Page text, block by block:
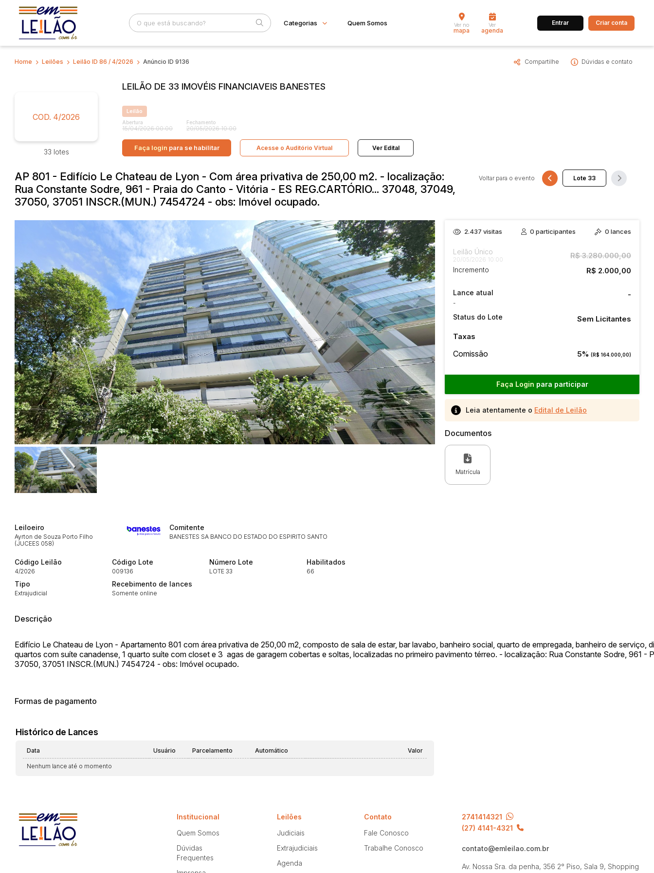
Busca por palavra-chave Categoria Cidade
Categorias
Comercial
Quem Somos
Fale Conosco
Ver no
mapa
Ver
agenda
Entrar Criar conta
Home Leilões Leilão ID 86 / 4/2026 Anúncio ID 9136 Compartilhe Dúvidas e contato
COD. 4/2026
33 lotes
LEILÃO DE 33 IMOVÉIS FINANCIAVEIS BANESTES
Leilão
Abertura
15/04/2026 00:00
Fechamento
20/05/2026 10:00
Faça login para se habilitar Acesse o Auditório Virtual Ver Edital
AP 801 - Edifício Le Chateau de Lyon - Com área privativa de 250,00 m2. - localização:
Rua Constante Sodre, 961 - Praia do Canto - Vitória - ES REG.CARTÓRIO... 37048, 37049,
37050, 37051 INSCR.(MUN.) 7454724 - obs: Imóvel ocupado.
Voltar para o evento
2.437 visitas 0 participantes 0 lances
Leilão Único
20/05/2026 10:00 R$ 3.280.000,00
Incremento R$ 2.000,00
Lance atual
-
-
Status do Lote
Sem Licitantes
Taxas
Comissão 5% (R$ 164.000,00)
Faça Login para participar
Leia atentamente o Edital de Leilão
Documentos
Matrícula
Leiloeiro
Ayrton de Souza Porto Filho
(JUCEES 058)
Comitente
BANESTES SA BANCO DO ESTADO DO ESPIRITO SANTO
Código Leilão
4/2026
Código Lote
009136
Número Lote
LOTE 33
Habilitados
66
Tipo
Extrajudicial
Recebimento de lances
Somente online
Descrição
Edifício Le Chateau de Lyon - Apartamento 801 com área privativa de 250,00 m2, composto de sala de estar, bar lavabo, banheiro social, quarto de empregada, banheiro de serviço,
quartos com suíte canadense, 1 quarto suíte com closet e 3 agas de garagem cobertas e soltas, localizadas no primeiro pavimento térreo. - localização: Rua Constante Sodre, 961
37050, 37051 INSCR.(MUN.) 7454724 - obs: Imóvel ocupado.
Formas de pagamento
Histórico de Lances
Data Usuário Parcelamento Automático Valor
Nenhum lance até o momento
(Art. 895, CPC)Consulte a Lei aqui
Habilite-se para efetuar lances ou propostas
Institucional
Quem Somos
Dúvidas
Frequentes
Leilões
Judiciais
Extrajudiciais
Agenda
Contato
Fale Conosco
Trabalhe Conosco
2741414321
(27) 4141-4321
contato@emleilao.com.br
Av. Nossa Sra. da penha, 356 2° Piso, Sala 9, Shopping